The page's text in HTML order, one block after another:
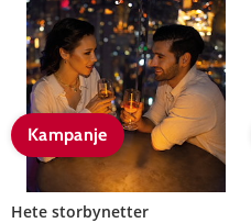
Kampanje
Hete storbynetter